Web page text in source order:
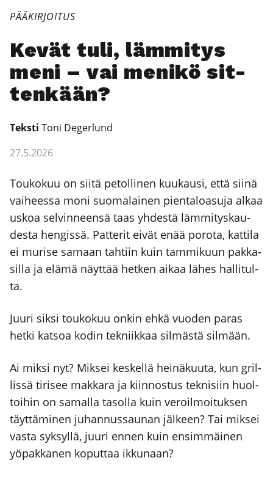
PÄÄKIRJOITUS
Kevät tuli, läm­mi­tys
meni – vai meni­kö sit­
ten­kään?
Teks­ti Toni Deger­lund
27.5.2026
Tou­ko­kuu on sii­tä petol­li­nen kuu­kausi, että sii­nä
vai­hees­sa moni suo­ma­lai­nen pien­ta­loa­su­ja alkaa
uskoa sel­vin­neen­sä taas yhdes­tä läm­mi­tys­kau­
des­ta hen­gis­sä. Pat­te­rit eivät enää poro­ta, kat­ti­la
ei muri­se samaan tah­tiin kuin tam­mi­kuun pak­ka­
sil­la ja elä­mä näyt­tää het­ken aikaa lähes hal­li­tul­
ta.
Juu­ri sik­si tou­ko­kuu onkin ehkä vuo­den paras
het­ki kat­soa kodin tek­niik­kaa sil­mäs­tä sil­mään.
Ai mik­si nyt? Mik­sei kes­kel­lä hei­nä­kuu­ta, kun gril­
lis­sä tiri­see mak­ka­ra ja kiin­nos­tus tek­ni­siin huol­
toi­hin on samal­la tasol­la kuin veroil­moi­tuk­sen
täyt­tä­mi­nen juhan­nus­sau­nan jäl­keen? Tai mik­sei
vas­ta syk­syl­lä, juu­ri ennen kuin ensim­mäi­nen
yöpak­ka­nen koput­taa ikku­naan?